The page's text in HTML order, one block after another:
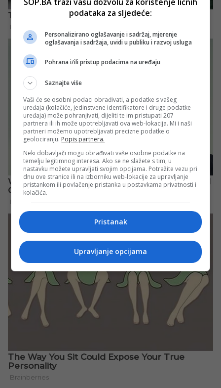
podataka za sljedeće:
Personalizirano oglašavanje i sadržaj, mjerenje
oglašavanja i sadržaja, uvidi u publiku i razvoj usluga
Pohrana i/ili pristup podacima na uređaju
Saznajte više
Vaši će se osobni podaci obrađivati, a podatke s vašeg
uređaja (kolačiće, jedinstvene identifikatore i druge podatke
uređaja) može pohranjivati, dijeliti te im pristupati 207
partnera ili ih može upotrebljavati ova web-lokacija. Mi i naši
partneri možemo upotrebljavati precizne podatke o
geolociranju. Popis partnera.
Neki dobavljači mogu obrađivati vaše osobne podatke na
temelju legitimnog interesa. Ako se ne slažete s tim, u
nastavku možete upravljati svojim opcijama. Potražite vezu pri
dnu ove stranice ili na izborniku web-lokacije za upravljanje
pristankom ili povlačenje pristanka u postavkama privatnosti i
kolačića.
Pristanak
Upravljanje opcijama